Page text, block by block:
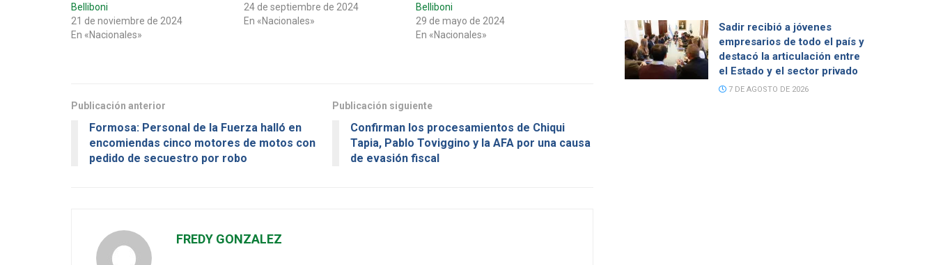
Belliboni
21 de noviembre de 2024
En «Nacionales»
24 de septiembre de 2024
En «Nacionales»
Belliboni
29 de mayo de 2024
En «Nacionales»
Publicación anterior
Formosa: Personal de la Fuerza halló en
encomiendas cinco motores de motos con
pedido de secuestro por robo
Publicación siguiente
Confirman los procesamientos de Chiqui
Tapia, Pablo Toviggino y la AFA por una causa
de evasión fiscal
FREDY GONZALEZ
Sadir recibió a jóvenes
empresarios de todo el país y
destacó la articulación entre
el Estado y el sector privado
7 DE AGOSTO DE 2026